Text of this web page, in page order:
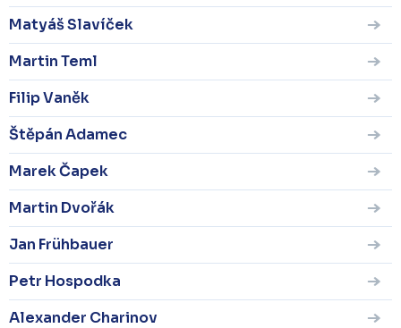
Matyáš Slavíček
Martin Teml
Filip Vaněk
Štěpán Adamec
Marek Čapek
Martin Dvořák
Jan Frühbauer
Petr Hospodka
Alexander Charinov